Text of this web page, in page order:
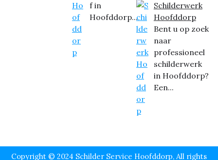
f in
Hoofddorp...
Schilderwerk
Hoofddorp
Bent u op zoek
naar
professioneel
schilderwerk
in Hoofddorp?
Een...
Copyright © 2024 Schilder Service Hoofddorp, All rights